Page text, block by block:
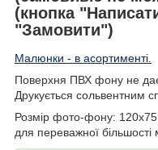
(кнопка
"Замовити")
Малюнки - в асортименті.
Поверхня ПВХ фону не дає
Друкується сольвентним
Розмір фото-фону: 120х75
для переважної більшості